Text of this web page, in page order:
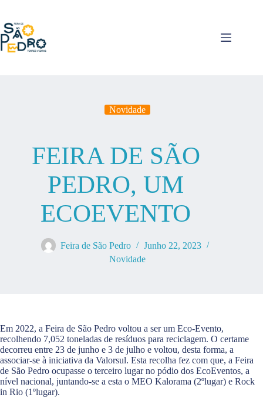
o
conteúdo
Novidade
FEIRA DE SÃO
PEDRO, UM
ECOEVENTO
Feira de São Pedro
Junho 22, 2023
Novidade
Em 2022, a Feira de São Pedro voltou a ser um Eco-Evento,
recolhendo 7,052 toneladas de resíduos para reciclagem. O certame
decorreu entre 23 de junho e 3 de julho e voltou, desta forma, a
associar-se à iniciativa da Valorsul. Esta recolha fez com que, a Feira
de São Pedro ocupasse o terceiro lugar no pódio dos EcoEventos, a
nível nacional, juntando-se a esta o MEO Kalorama (2ºlugar) e Rock
in Rio (1ºlugar).